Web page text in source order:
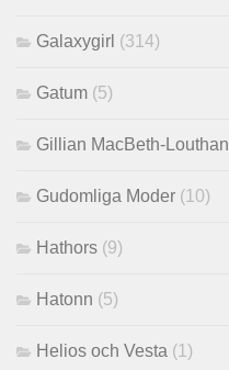
Galaxygirl (314)
Gatum (5)
Gillian MacBeth-Louthan
Gudomliga Moder (10)
Hathors (9)
Hatonn (5)
Helios och Vesta (1)